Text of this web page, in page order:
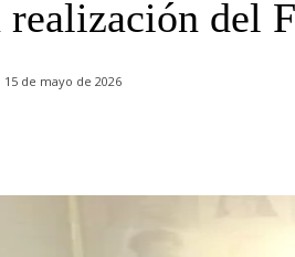
realización del
15 de mayo de 2026